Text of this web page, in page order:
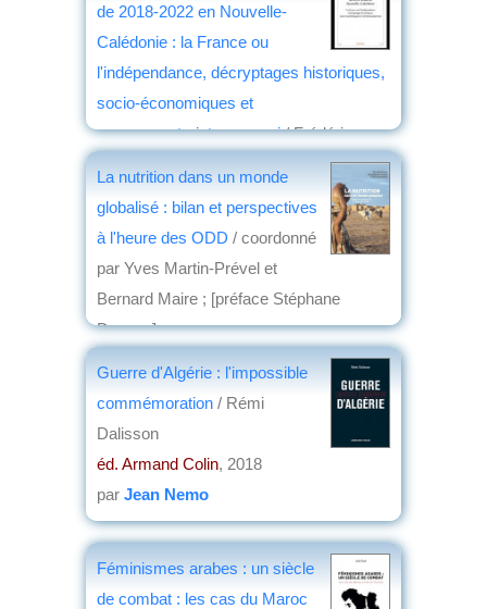
de 2018-2022 en Nouvelle-
Calédonie : la France ou
l'indépendance, décryptages historiques,
socio-économiques et
communautaristes : essai/ Frédéric
La nutrition dans un monde
globalisé : bilan et perspectives
à l'heure des ODD / coordonné
par Yves Martin-Prével et
Bernard Maire ; [préface Stéphane
Devaux]
Guerre d'Algérie : l'impossible
commémoration / Rémi
Dalisson
éd. Armand Colin, 2018
par Jean Nemo
Féminismes arabes : un siècle
de combat : les cas du Maroc